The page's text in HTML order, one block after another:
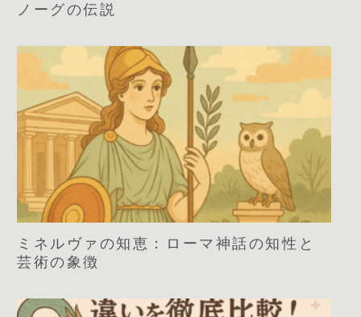
ノーグの伝説
ミネルヴァの知恵：ローマ神話の知性と
芸術の象徴